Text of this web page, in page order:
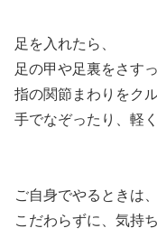
足を入れたら、
足の甲や足裏をさすっ
指の関節まわりをク
手でなぞったり、軽
ご自身でやるときは
こだわらずに、気持